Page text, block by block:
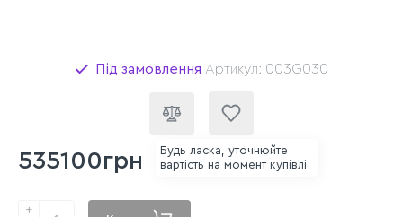
Під замовлення Артикул: 003G030
535100грн
Будь ласка, уточнюйте
вартість на момент купівлі
+